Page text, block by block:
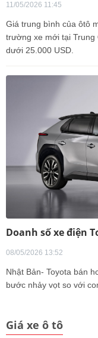
11/05/2026 11:45
Giá trung bình của ôtô
trường xe mới tại Trung
dưới 25.000 USD.
Doanh số xe điện
08/05/2026 13:52
Nhật Bản- Toyota bán
bước nhảy vọt so với
Giá xe ô tô